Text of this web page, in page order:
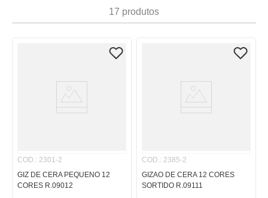
7º papel
9
17 produtos
COD.: 2301-2
GIZ DE CERA PEQUENO 12
CORES R.09012
COD.: 2385-2
GIZAO DE CERA 12 CORES
SORTIDO R.09111